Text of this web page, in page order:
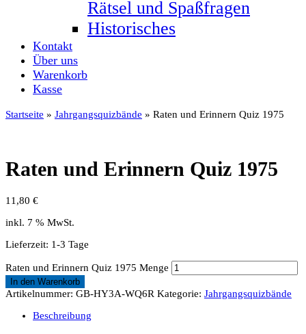
Rätsel und Spaßfragen
Historisches
Kontakt
Über uns
Warenkorb
Kasse
Startseite » Jahrgangsquizbände » Raten und Erinnern Quiz 1975
Raten und Erinnern Quiz 1975
11,80 €
inkl. 7 % MwSt.
Lieferzeit: 1-3 Tage
Raten und Erinnern Quiz 1975 Menge
In den Warenkorb
Artikelnummer: GB-HY3A-WQ6R Kategorie: Jahrgangsquizbände
Beschreibung